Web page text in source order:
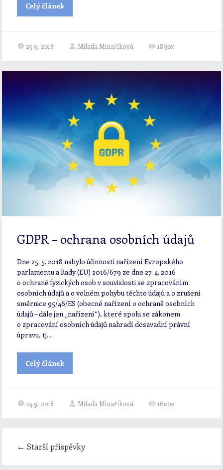
Celý článek
25.9. 2018 Milada Minaříková 1890x
GDPR – ochrana osobních údajů
Dne 25. 5. 2018 nabylo účinnosti nařízení Evropského
parlamentu a Rady (EU) 2016/679 ze dne 27. 4. 2016
o ochraně fyzických osob v souvislosti se zpracováním
osobních údajů a o volném pohybu těchto údajů a o zrušení
směrnice 95/46/ES (obecné nařízení o ochraně osobních
údajů – dále jen „nařízení“), které spolu se zákonem
o zpracování osobních údajů nahradí dosavadní právní
úpravu, tj....
Celý článek
24.9. 2018 Milada Minaříková 1600x
← Starší příspěvky